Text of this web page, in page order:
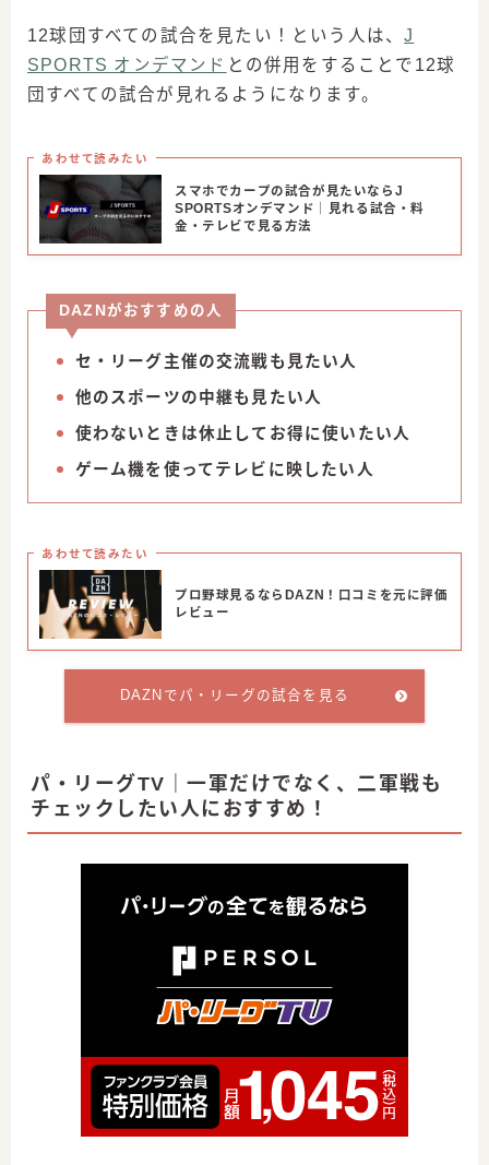
12球団すべての試合を見たい！という人は、J
SPORTS オンデマンド との併用をすることで12球
団すべての試合が見れるようになります。
あわせて読みたい
スマホでカープの試合が見たいならJ
SPORTSオンデマンド｜見れる試合・料
金・テレビで見る方法
DAZNがおすすめの人
セ・リーグ主催の交流戦も見たい人
他のスポーツの中継も見たい人
使わないときは休止してお得に使いたい人
ゲーム機を使ってテレビに映したい人
あわせて読みたい
プロ野球見るならDAZN！口コミを元に評価
レビュー
DAZNでパ・リーグの試合を見る
パ・リーグTV｜一軍だけでなく、二軍戦も
チェックしたい人におすすめ！